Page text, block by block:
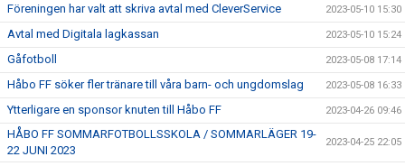
Föreningen har valt att skriva avtal med CleverService 2023-05-10 15:30
Avtal med Digitala lagkassan 2023-05-10 15:24
Gåfotboll 2023-05-08 17:14
Håbo FF söker fler tränare till våra barn- och ungdomslag 2023-05-08 16:33
Ytterligare en sponsor knuten till Håbo FF 2023-04-26 09:46
HÅBO FF SOMMARFOTBOLLSSKOLA / SOMMARLÄGER 19-
22 JUNI 2023
2023-04-25 22:05